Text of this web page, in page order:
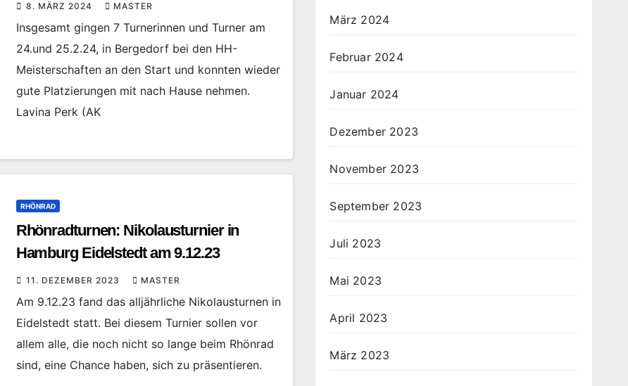
8. MÄRZ 2024 MASTER
Insgesamt gingen 7 Turnerinnen und Turner am
24.und 25.2.24, in Bergedorf bei den HH-
Meisterschaften an den Start und konnten wieder
gute Platzierungen mit nach Hause nehmen.
Lavina Perk (AK
RHÖNRAD
Rhönradturnen: Nikolausturnier in
Hamburg Eidelstedt am 9.12.23
11. DEZEMBER 2023 MASTER
Am 9.12.23 fand das alljährliche Nikolausturnen in
Eidelstedt statt. Bei diesem Turnier sollen vor
allem alle, die noch nicht so lange beim Rhönrad
sind, eine Chance haben, sich zu präsentieren.
März 2024
Februar 2024
Januar 2024
Dezember 2023
November 2023
September 2023
Juli 2023
Mai 2023
April 2023
März 2023